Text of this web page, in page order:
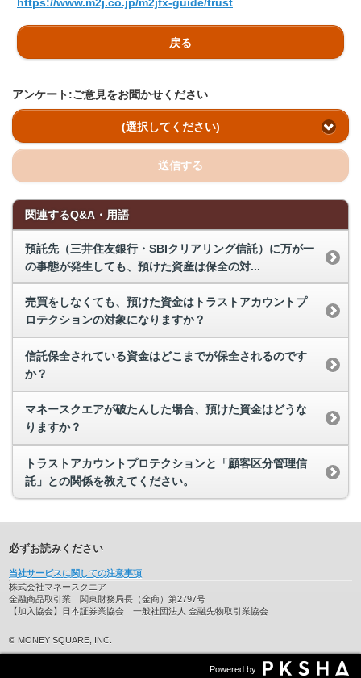
https://www.m2j.co.jp/m2jfx-guide/trust
戻る
アンケート:ご意見をお聞かせください
(選択してください)
送信する
関連するQ&A・用語
預託先（三井住友銀行・SBIクリアリング信託）に万が一
の事態が発生しても、預けた資産は保全の対...
売買をしなくても、預けた資金はトラストアカウントプ
ロテクションの対象になりますか？
信託保全されている資金はどこまでが保全されるのです
か？
マネースクエアが破たんした場合、預けた資金はどうな
りますか？
トラストアカウントプロテクションと「顧客区分管理信
託」との関係を教えてください。
必ずお読みください
当社サービスに関しての注意事項
株式会社マネースクエア
金融商品取引業 関東財務局長（金商）第2797号
【加入協会】日本証券業協会 一般社団法人 金融先物取引業協会
© MONEY SQUARE, INC.
Powered by